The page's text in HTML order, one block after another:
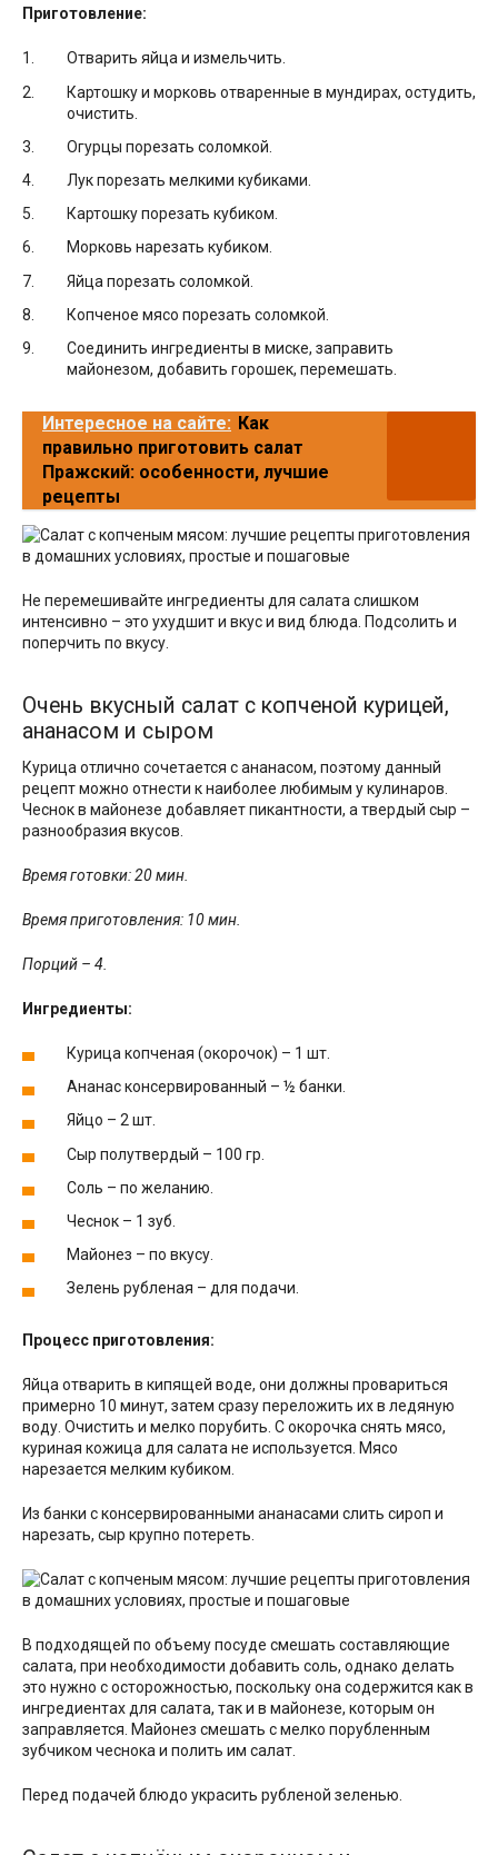
Приготовление:
Отварить яйца и измельчить.
Картошку и морковь отваренные в мундирах, остудить,
очистить.
Огурцы порезать соломкой.
Лук порезать мелкими кубиками.
Картошку порезать кубиком.
Морковь нарезать кубиком.
Яйца порезать соломкой.
Копченое мясо порезать соломкой.
Соединить ингредиенты в миске, заправить
майонезом, добавить горошек, перемешать.
Интересное на сайте: Как
правильно приготовить салат
Пражский: особенности, лучшие
рецепты
Не перемешивайте ингредиенты для салата слишком
интенсивно – это ухудшит и вкус и вид блюда. Подсолить и
поперчить по вкусу.
Очень вкусный салат с копченой курицей,
ананасом и сыром
Курица отлично сочетается с ананасом, поэтому данный
рецепт можно отнести к наиболее любимым у кулинаров.
Чеснок в майонезе добавляет пикантности, а твердый сыр –
разнообразия вкусов.
Время готовки: 20 мин.
Время приготовления: 10 мин.
Порций – 4.
Ингредиенты:
Курица копченая (окорочок) – 1 шт.
Ананас консервированный – ½ банки.
Яйцо – 2 шт.
Сыр полутвердый – 100 гр.
Соль – по желанию.
Чеснок – 1 зуб.
Майонез – по вкусу.
Зелень рубленая – для подачи.
Процесс приготовления:
Яйца отварить в кипящей воде, они должны провариться
примерно 10 минут, затем сразу переложить их в ледяную
воду. Очистить и мелко порубить. С окорочка снять мясо,
куриная кожица для салата не используется. Мясо
нарезается мелким кубиком.
Из банки с консервированными ананасами слить сироп и
нарезать, сыр крупно потереть.
В подходящей по объему посуде смешать составляющие
салата, при необходимости добавить соль, однако делать
это нужно с осторожностью, поскольку она содержится как в
ингредиентах для салата, так и в майонезе, которым он
заправляется. Майонез смешать с мелко порубленным
зубчиком чеснока и полить им салат.
Перед подачей блюдо украсить рубленой зеленью.